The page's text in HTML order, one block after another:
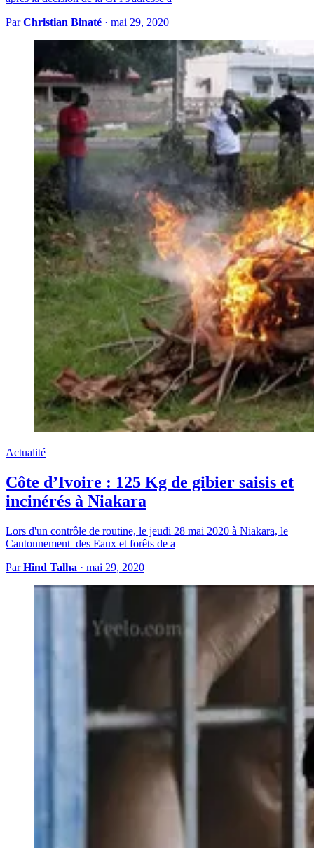
ParChristian Binaté · mai 29, 2020
Actualité
Côte d’Ivoire : 125 Kg de gibier saisis et
incinérés à Niakara
Lors d'un contrôle de routine, le jeudi 28 mai 2020 à Niakara, le
Cantonnement des Eaux et forêts de a
ParHind Talha · mai 29, 2020